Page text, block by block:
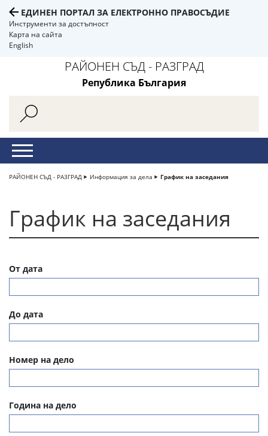
ЕДИНЕН ПОРТАЛ ЗА ЕЛЕКТРОННО ПРАВОСЪДИЕ
Инструменти за достъпност
Карта на сайта
English
РАЙОНЕН СЪД - РАЗГРАД
Република България
РАЙОНЕН СЪД - РАЗГРАД Информация за дела График на заседания
График на заседания
От дата
До дата
Номер на дело
Година на дело